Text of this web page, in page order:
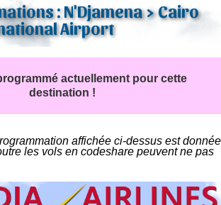
: N'Djamena > Cairo
Airport
actuellement pour cette
destination !
affichée ci-dessus est donnée
les vols en codeshare peuvent ne pas